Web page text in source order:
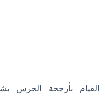
القيام بأرجحة الجرس